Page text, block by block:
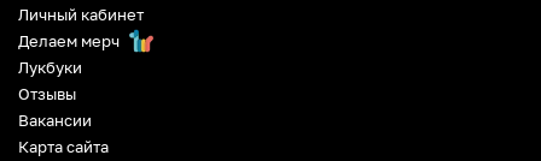
Личный кабинет
Делаем мерч
Лукбуки
Отзывы
Вакансии
Карта сайта